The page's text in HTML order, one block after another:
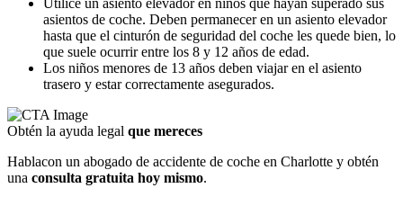
asientos de coche. Deben permanecer en un asiento elevador
hasta que el cinturón de seguridad del coche les quede bien, lo
que suele ocurrir entre los 8 y 12 años de edad.
Los niños menores de 13 años deben viajar en el asiento
trasero y estar correctamente asegurados.
Obtén la ayuda legal que mereces
Hablacon un abogado de accidente de coche en Charlotte y obtén
una consulta gratuita hoy mismo.